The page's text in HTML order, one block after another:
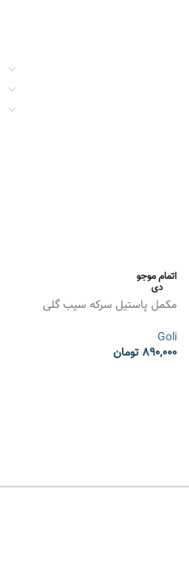
اتمام موجو
دی
مکمل پاستیل سرکه سیب گلی
Goli
890,000تومان